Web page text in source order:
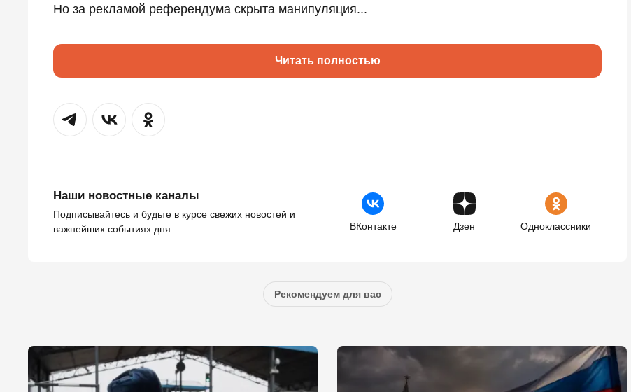
Но за рекламой референдума скрыта манипуляция...
Читать полностью
Наши новостные каналы
Подписывайтесь и будьте в курсе свежих новостей и
важнейших событиях дня.
ВКонтакте Дзен Одноклассники
Рекомендуем для вас